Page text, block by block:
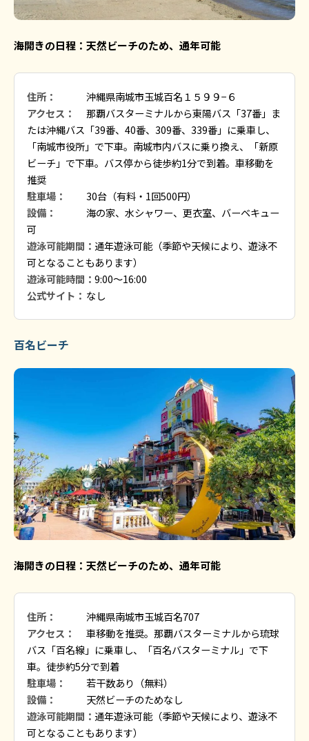
海開きの日程：天然ビーチのため、通年可能
住所：
沖縄県南城市玉城百名１５９９−６
アクセス：
那覇バスターミナルから東陽バス「37番」ま
たは沖縄バス「39番、40番、309番、339番」に乗車し、
「南城市役所」で下車。南城市内バスに乗り換え、「新原
ビーチ」で下車。バス停から徒歩約1分で到着。車移動を
推奨
駐車場：
30台（有料・1回500円）
設備：
海の家、水シャワー、更衣室、バーベキュー
可
遊泳可能期間： 通年遊泳可能（季節や天候により、遊泳不
可となることもあります）
遊泳可能時間： 9:00～16:00
公式サイト： なし
百名ビーチ
海開きの日程：天然ビーチのため、通年可能
住所：
沖縄県南城市玉城百名707
アクセス：
車移動を推奨。那覇バスターミナルから琉球
バス「百名線」に乗車し、「百名バスターミナル」で下
車。徒歩約5分で到着
駐車場：
若干数あり（無料）
設備：
天然ビーチのためなし
遊泳可能期間： 通年遊泳可能（季節や天候により、遊泳不
可となることもあります）